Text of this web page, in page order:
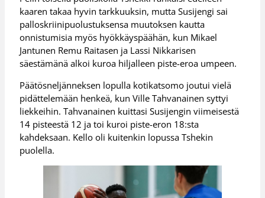
kaaren takaa hyvin tarkkuuksin, mutta Susijengi sai
palloskriinipuolustuksensa muutoksen kautta
onnistumisia myös hyökkäyspäähän, kun Mikael
Jantunen Remu Raitasen ja Lassi Nikkarisen
säestämänä alkoi kuroa hiljalleen piste-eroa umpeen.
Päätösneljänneksen lopulla kotikatsomo joutui vielä
pidättelemään henkeä, kun Ville Tahvanainen syttyi
liekkeihin. Tahvanainen kuittasi Susijengin viimeisestä
14 pisteestä 12 ja toi kuroi piste-eron 18:sta
kahdeksaan. Kello oli kuitenkin lopussa Tshekin
puolella.